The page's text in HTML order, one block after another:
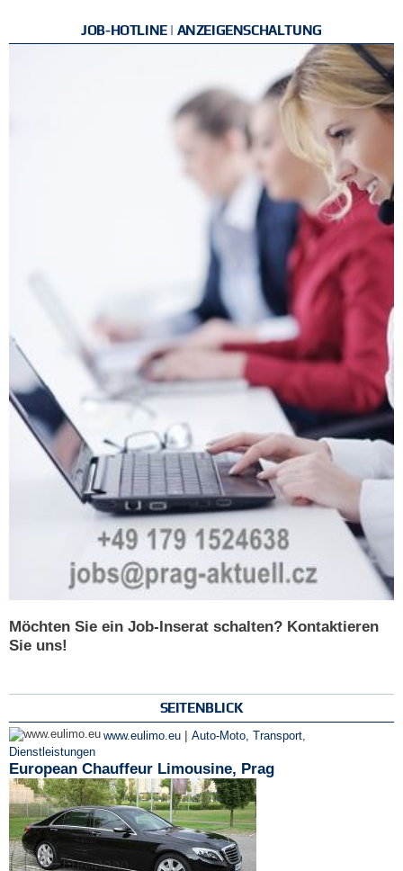
JOB-HOTLINE | ANZEIGENSCHALTUNG
Möchten Sie ein Job-Inserat schalten? Kontaktieren
Sie uns!
SEITENBLICK
www.eulimo.eu | Auto-Moto, Transport,
Dienstleistungen
European Chauffeur Limousine, Prag